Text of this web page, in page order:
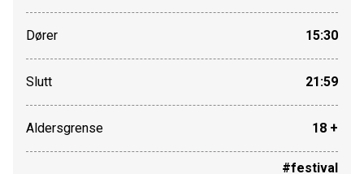
Dører 15:30
Slutt 21:59
Aldersgrense 18 +
#festival